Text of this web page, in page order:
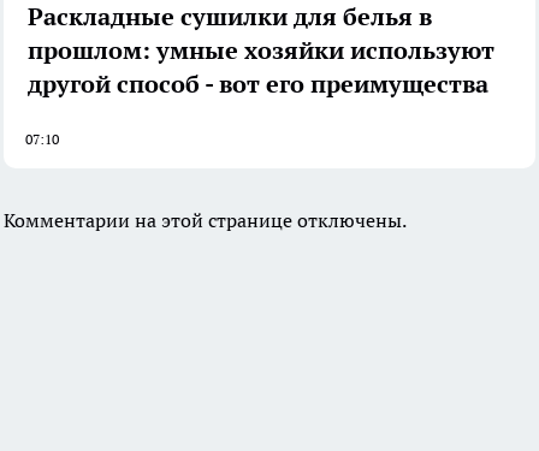
Раскладные сушилки для белья в
прошлом: умные хозяйки используют
другой способ - вот его преимущества
07:10
Комментарии на этой странице отключены.